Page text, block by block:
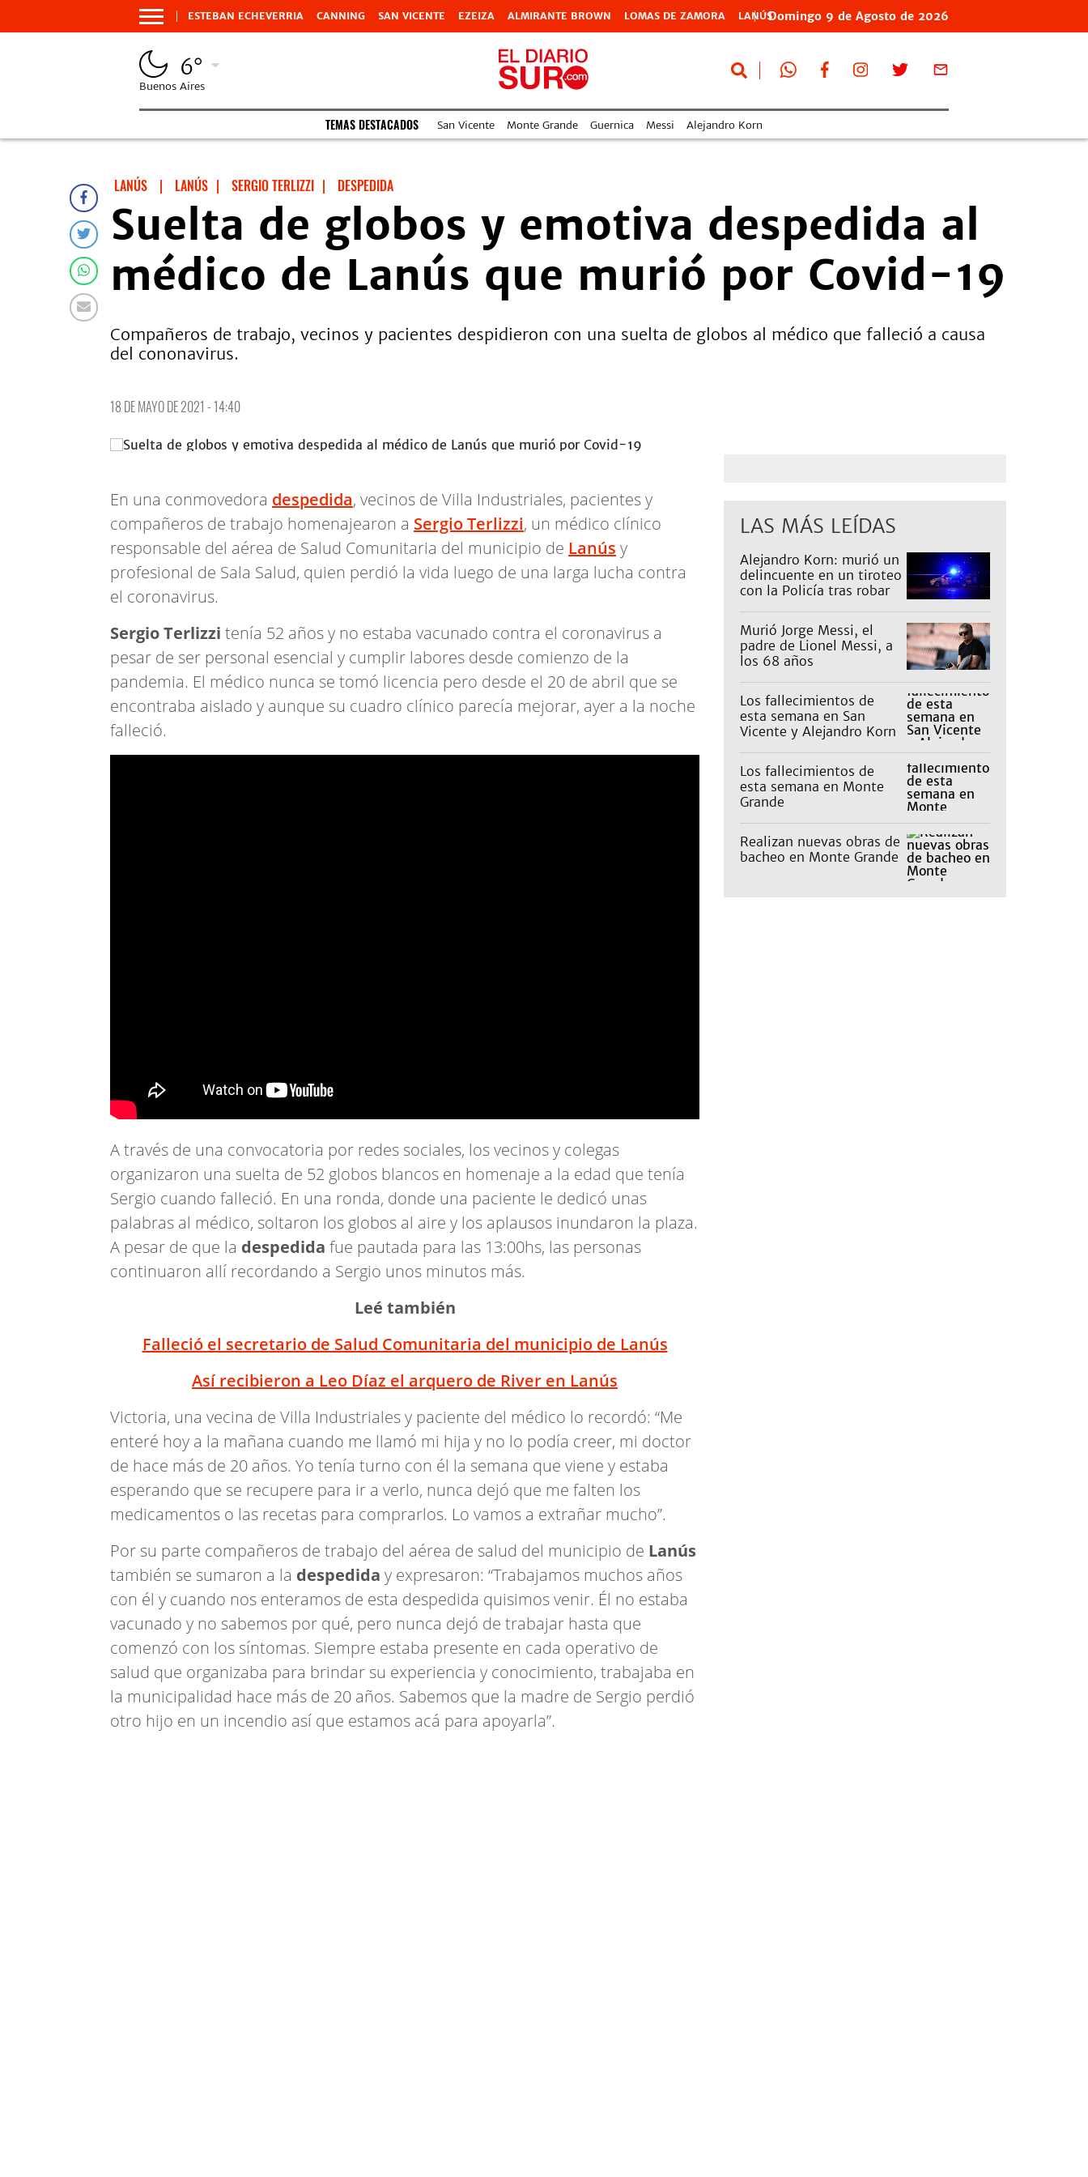
ESTEBAN ECHEVERRIA CANNING SAN VICENTE EZEIZA ALMIRANTE BROWN LOMAS DE ZAMORA LANÚSDomingo 9 de Agosto de 2026
6°
Buenos Aires
TEMAS DESTACADOS San Vicente Monte Grande Guernica Messi Alejandro Korn
LANÚS | LANÚS | SERGIO TERLIZZI | DESPEDIDA
Suelta de globos y emotiva despedida al
médico de Lanús que murió por Covid-19
Compañeros de trabajo, vecinos y pacientes despidieron con una suelta de globos al médico que falleció a causa
del cononavirus.
18 DE MAYO DE 2021 - 14:40
En una conmovedora despedida, vecinos de Villa Industriales, pacientes y
compañeros de trabajo homenajearon a Sergio Terlizzi, un médico clínico
responsable del aérea de Salud Comunitaria del municipio de Lanús y
profesional de Sala Salud, quien perdió la vida luego de una larga lucha contra
el coronavirus.
Sergio Terlizzi tenía 52 años y no estaba vacunado contra el coronavirus a
pesar de ser personal esencial y cumplir labores desde comienzo de la
pandemia. El médico nunca se tomó licencia pero desde el 20 de abril que se
encontraba aislado y aunque su cuadro clínico parecía mejorar, ayer a la noche
falleció.
A través de una convocatoria por redes sociales, los vecinos y colegas
organizaron una suelta de 52 globos blancos en homenaje a la edad que tenía
Sergio cuando falleció. En una ronda, donde una paciente le dedicó unas
palabras al médico, soltaron los globos al aire y los aplausos inundaron la plaza.
A pesar de que la despedida fue pautada para las 13:00hs, las personas
continuaron allí recordando a Sergio unos minutos más.
Leé también
Falleció el secretario de Salud Comunitaria del municipio de Lanús
Así recibieron a Leo Díaz el arquero de River en Lanús
Victoria, una vecina de Villa Industriales y paciente del médico lo recordó: “Me
enteré hoy a la mañana cuando me llamó mi hija y no lo podía creer, mi doctor
de hace más de 20 años. Yo tenía turno con él la semana que viene y estaba
esperando que se recupere para ir a verlo, nunca dejó que me falten los
medicamentos o las recetas para comprarlos. Lo vamos a extrañar mucho”.
Por su parte compañeros de trabajo del aérea de salud del municipio de Lanús
también se sumaron a la despedida y expresaron: “Trabajamos muchos años
con él y cuando nos enteramos de esta despedida quisimos venir. Él no estaba
vacunado y no sabemos por qué, pero nunca dejó de trabajar hasta que
comenzó con los síntomas. Siempre estaba presente en cada operativo de
salud que organizaba para brindar su experiencia y conocimiento, trabajaba en
la municipalidad hace más de 20 años. Sabemos que la madre de Sergio perdió
otro hijo en un incendio así que estamos acá para apoyarla”.
LAS MÁS LEÍDAS
Alejandro Korn: murió un
delincuente en un tiroteo
con la Policía tras robar
Murió Jorge Messi, el
padre de Lionel Messi, a
los 68 años
Los fallecimientos de
esta semana en San
Vicente y Alejandro Korn
Los fallecimientos de
esta semana en Monte
Grande
Realizan nuevas obras de
bacheo en Monte Grande